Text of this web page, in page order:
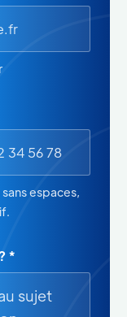
espaces,
*